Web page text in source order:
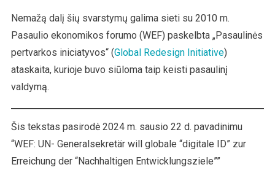
Nemažą dalį šių svarstymų galima sieti su 2010 m.
Pasaulio ekonomikos forumo (WEF) paskelbta „Pasaulinės
pertvarkos iniciatyvos“ (Global Redesign Initiative)
ataskaita, kurioje buvo siūloma taip keisti pasaulinį
valdymą.
Šis tekstas pasirodė 2024 m. sausio 22 d. pavadinimu
“WEF: UN- Generalsekretär will globale “digitale ID” zur
Erreichung der “Nachhaltigen Entwicklungsziele””